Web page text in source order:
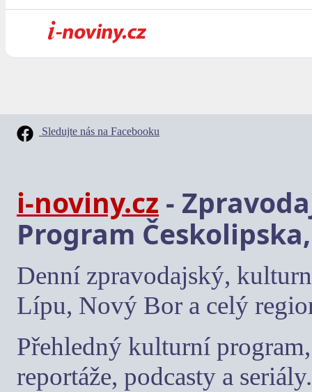
Sledujte nás na Facebooku
i-noviny.cz -
Program
Denní zpravodajský,
Lípu, Nový Bor a celý
Přehledný kulturní
reportáže, podcasty a seriály.